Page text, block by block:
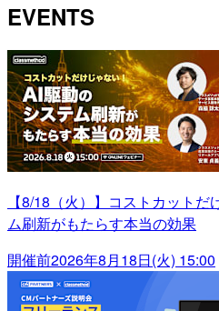
EVENTS
【8/18（火）】コストカット
ム刷新がもたらす本当の効果
開催前2026年8月18日(火) 15:00